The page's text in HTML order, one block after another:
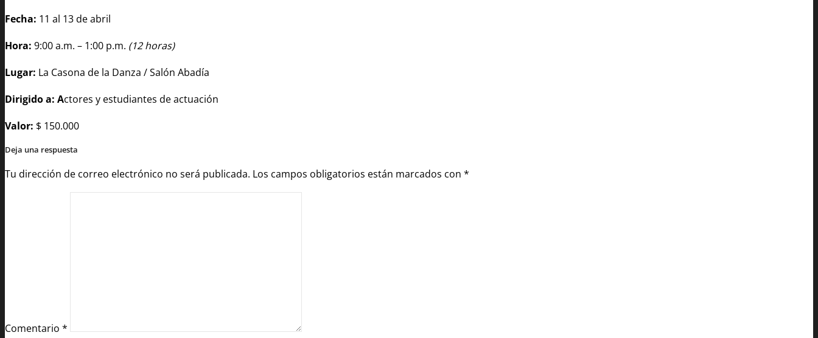
Fecha: 11 al 13 de abril
Hora: 9:00 a.m. – 1:00 p.m. (12 horas)
Lugar: La Casona de la Danza / Salón Abadía
Dirigido a: Actores y estudiantes de actuación
Valor: $ 150.000
Deja una respuesta
Tu dirección de correo electrónico no será publicada. Los campos obligatorios están marcados con *
Comentario *